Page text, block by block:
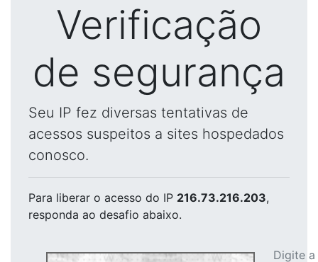
Verificação
de segurança
Seu IP fez diversas tentativas de
acessos suspeitos a sites hospedados
conosco.
Para liberar o acesso do IP 216.73.216.203,
responda ao desafio abaixo.
Digite